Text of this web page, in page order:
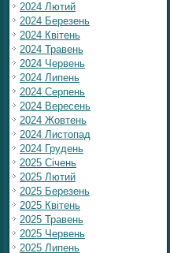
2024 Лютий
2024 Березень
2024 Квітень
2024 Травень
2024 Червень
2024 Липень
2024 Серпень
2024 Вересень
2024 Жовтень
2024 Листопад
2024 Грудень
2025 Січень
2025 Лютий
2025 Березень
2025 Квітень
2025 Травень
2025 Червень
2025 Липень